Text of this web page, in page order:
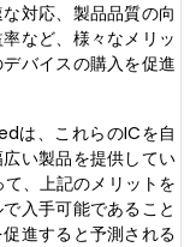
対応、製品品質の向
など、様々なメリッ
バイスの購入を促進
は、これらのICを自
い製品を提供してい
、上記のメリットを
入手可能であること
進すると予測される